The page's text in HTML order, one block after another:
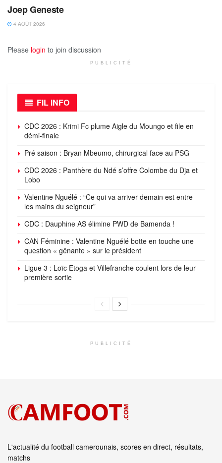
Joep Geneste
4 AOÛT 2026
Please login to join discussion
PUBLICITÉ
FIL INFO
CDC 2026 : Krimi Fc plume Aigle du Moungo et file en
démi-finale
Pré saison : Bryan Mbeumo, chirurgical face au PSG
CDC 2026 : Panthère du Ndé s’offre Colombe du Dja et
Lobo
Valentine Nguélé : “Ce qui va arriver demain est entre
les mains du seigneur”
CDC : Dauphine AS élimine PWD de Bamenda !
CAN Féminine : Valentine Nguélé botte en touche une
question « gênante » sur le président
Ligue 3 : Loïc Etoga et Villefranche coulent lors de leur
première sortie
PUBLICITÉ
L'actualité du football camerounais, scores en direct, résultats,
matchs